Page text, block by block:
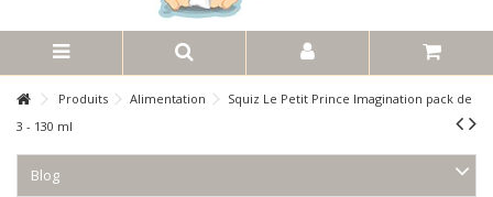
Produits Alimentation
Squiz Le Petit Prince Imagination pack de
3 - 130 ml
Blog